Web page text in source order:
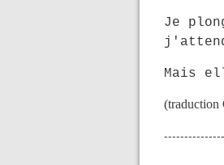
Je
Mais
(traduction